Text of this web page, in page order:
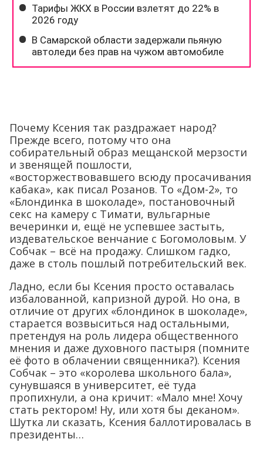
Почему Ксения так раздражает народ?
Прежде всего, потому что она
собирательный образ мещанской мерзости
и звенящей пошлости,
«восторжествовавшего всюду просачивания
кабака», как писал Розанов. То «Дом-2», то
«Блондинка в шоколаде», постановочный
секс на камеру с Тимати, вульгарные
вечеринки и, ещё не успевшее застыть,
издевательское венчание с Богомоловым. У
Собчак – всё на продажу. Слишком гадко,
даже в столь пошлый потребительский век.
Ладно, если бы Ксения просто оставалась
избалованной, капризной дурой. Но она, в
отличие от других «блондинок в шоколаде»,
старается возвыситься над остальными,
претендуя на роль лидера общественного
мнения и даже духовного пастыря (помните
её фото в облачении священника?). Ксения
Собчак – это «королева школьного бала»,
сунувшаяся в университет, её туда
пропихнули, а она кричит: «Мало мне! Хочу
стать ректором! Ну, или хотя бы деканом».
Шутка ли сказать, Ксения баллотировалась в
президенты…